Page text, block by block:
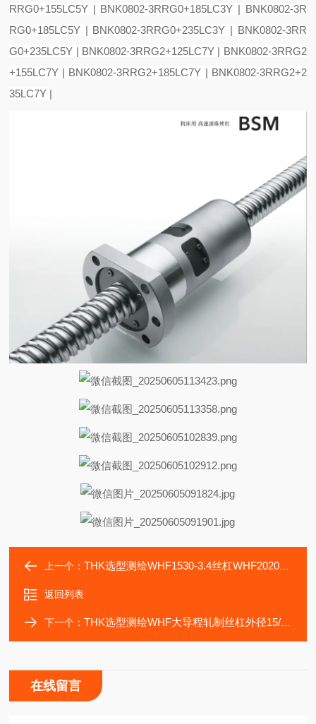
RRG0+155LC5Y | BNK0802-3RRG0+185LC3Y | BNK0802-3R
RG0+185LC5Y | BNK0802-3RRG0+235LC3Y | BNK0802-3RR
G0+235LC5Y | BNK0802-3RRG2+125LC7Y | BNK0802-3RRG2
+155LC7Y | BNK0802-3RRG2+185LC7Y | BNK0802-3RRG2+2
35LC7Y |
上一个：THK选型测绘WHF1530-3.4丝杠WHF2020-3.4哈默机械附件
返回列表
下一个：THK选型测绘WHF大导程轧制丝杠外径15/20/25，导程20~50
在线留言